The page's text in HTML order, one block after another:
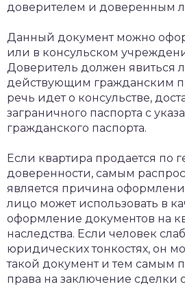
доверителем и доверенным
Данный документ можно
или в консульском
Доверитель должен явиться
действующим гражданским
речь идет о консульстве,
заграничного паспорта с
гражданского паспорта.
Если квартира продается по
доверенности, самым
является причина
лицо может использовать в
оформление документов на
наследства. Если человек
юридических тонкостях, он
такой документ и тем самым
права на заключение сделки